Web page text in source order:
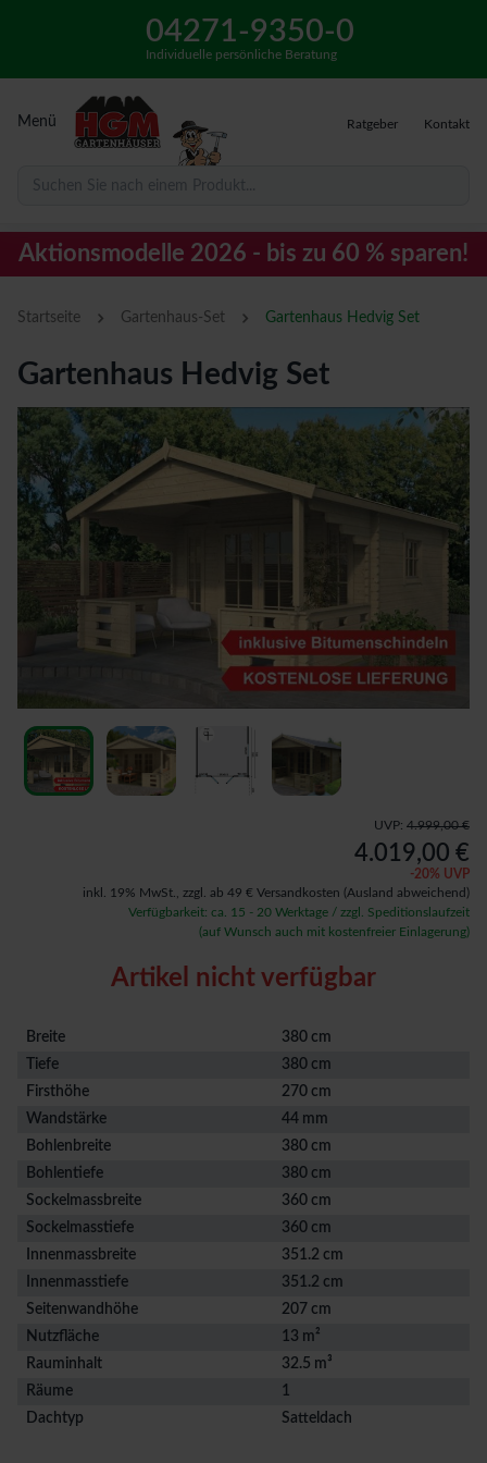
04271-9350-0
Individuelle persönliche Beratung
Menü Ratgeber Kontakt
Suchen Sie nach einem Produkt...
Aktionsmodelle 2026 - bis zu 60 % sparen!
Startseite › Gartenhaus-Set › Gartenhaus Hedvig Set
Gartenhaus Hedvig Set
UVP: 4.999,00 €
4.019,00 €
-20% UVP
inkl. 19% MwSt., zzgl. ab 49 € Versandkosten (Ausland abweichend)
Verfügbarkeit: ca. 15 - 20 Werktage / zzgl. Speditionslaufzeit
(auf Wunsch auch mit kostenfreier Einlagerung)
Artikel nicht verfügbar
Breite
380 cm
Tiefe
380 cm
Firsthöhe
270 cm
Wandstärke
44 mm
Bohlenbreite
380 cm
Bohlentiefe
380 cm
Sockelmassbreite
360 cm
Sockelmasstiefe
360 cm
Innenmassbreite
351.2 cm
Innenmasstiefe
351.2 cm
Seitenwandhöhe
207 cm
Nutzfläche
13 m²
Rauminhalt
32.5 m³
Räume
1
Dachtyp
Satteldach